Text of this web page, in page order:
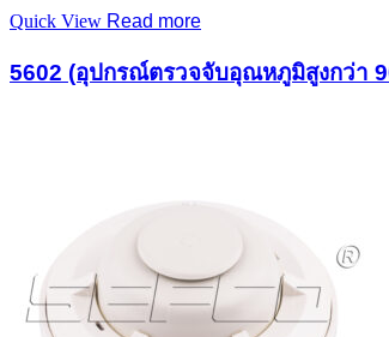
Quick View Read more
5602 (อุปกรณ์ตรวจจับอุณหภูมิสูงกว่า